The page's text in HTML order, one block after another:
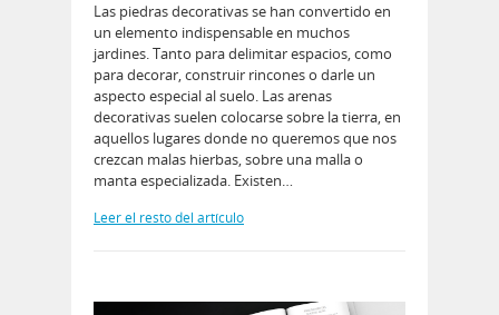
Las piedras decorativas se han convertido en
un elemento indispensable en muchos
jardines. Tanto para delimitar espacios, como
para decorar, construir rincones o darle un
aspecto especial al suelo. Las arenas
decorativas suelen colocarse sobre la tierra, en
aquellos lugares donde no queremos que nos
crezcan malas hierbas, sobre una malla o
manta especializada. Existen…
Leer el resto del artículo